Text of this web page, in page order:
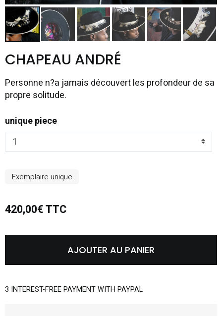
CHAPEAU ANDRÉ
Personne n?a jamais découvert les profondeur de sa
propre solitude.
unique piece
Exemplaire unique
420,00€ TTC
AJOUTER AU PANIER
3 INTEREST-FREE PAYMENT WITH PAYPAL